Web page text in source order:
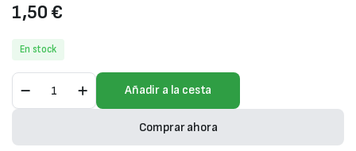
1,50€
En stock
Yuyos
Selectas
Añadir a la cesta
Comprar ahora